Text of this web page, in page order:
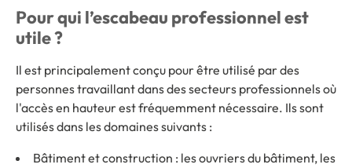
Pour qui l’escabeau professionnel est
utile ?
Il est principalement conçu pour être utilisé par des
personnes travaillant dans des secteurs professionnels où
l'accès en hauteur est fréquemment nécessaire. Ils sont
utilisés dans les domaines suivants :
Bâtiment et construction : les ouvriers du bâtiment, les